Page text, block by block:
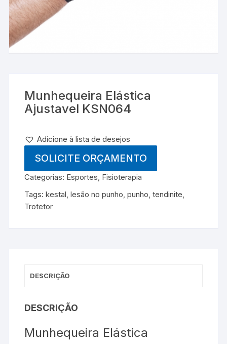
Munhequeira Elástica
Ajustavel KSN064
Adicione à lista de desejos
SOLICITE ORÇAMENTO
Categorias: Esportes, Fisioterapia
Tags:kestal,lesão no punho,punho,tendinite,
Trotetor
DESCRIÇÃO
DESCRIÇÃO
Munhequeira Elástica